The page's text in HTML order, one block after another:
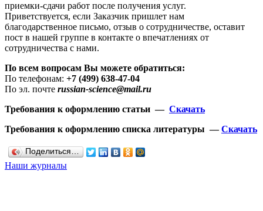
приемки-сдачи работ после получения услуг.
Приветствуется, если Заказчик пришлет нам
благодарственное письмо, отзыв о сотрудничестве, оставит
пост в нашей группе в контакте о впечатлениях от
сотрудничества с нами.
По всем вопросам Вы можете обратиться:
По телефонам: +7 (499) 638-47-04
По эл. почте russian-science@mail.ru
Требования к оформлению статьи — Скачать
Требования к оформлению списка литературы —Скачать
Поделиться…
Наши журналы